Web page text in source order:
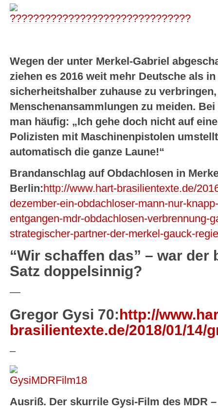
Wegen der unter Merkel-Gabriel
ziehen es 2016 weit mehr Deutsche als
sicherheitshalber zuhause zu
Menschenansammlungen zu meiden.
man häufig: „Ich gehe doch nicht auf
Polizisten mit Maschinenpistolen
automatisch die ganze Laune!“
Brandanschlag auf Obdachlosen in
Berlin:http://www.hart-brasilientexte.de/
dezember-ein-obdachloser-mann-nur-
entgangen-mdr-obdachlosen-verbrennung-
strategischer-partner-der-merkel-gauck-
“Wir schaffen das” – war der
Satz doppelsinnig?
—
Gregor Gysi 70:http://
brasilientexte.de/2018/01/14/
–
Ausriß. Der skurrile Gysi-Film des MDR